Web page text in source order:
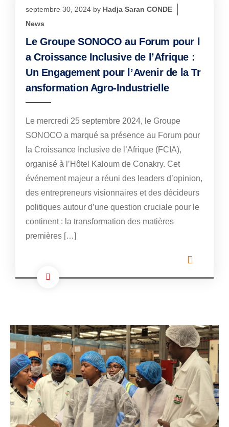
septembre 30, 2024 by Hadja Saran CONDE
News
Le Groupe SONOCO au Forum pour l
a Croissance Inclusive de l’Afrique :
Un Engagement pour l’Avenir de la Tr
ansformation Agro-Industrielle
Le mercredi 25 septembre 2024, le Groupe
SONOCO a marqué sa présence au Forum pour
la Croissance Inclusive de l’Afrique (FCIA),
organisé à l’Hôtel Kaloum de Conakry. Cet
événement majeur a réuni des leaders d’opinion,
des entrepreneurs visionnaires et des décideurs
politiques autour d’une question cruciale pour le
continent : la transformation des matières
premières […]